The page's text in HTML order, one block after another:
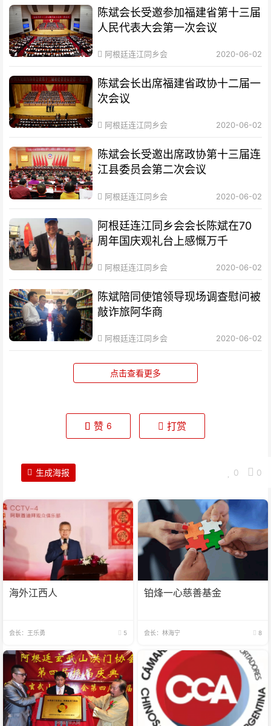
陈斌会长受邀参加福建省第十三届
人民代表大会第一次会议
阿根廷连江同乡会 2020-06-02
陈斌会长出席福建省政协十二届一
次会议
阿根廷连江同乡会 2020-06-02
陈斌会长受邀出席政协第十三届连
江县委员会第二次会议
阿根廷连江同乡会 2020-06-02
阿根廷连江同乡会会长陈斌在70
周年国庆观礼台上感慨万千
阿根廷连江同乡会 2020-06-02
陈斌陪同使馆领导现场调查慰问被
敲诈旅阿华商
阿根廷连江同乡会 2020-06-02
点击查看更多
赞 6 打赏
0 0
生成海报
海外江西人
会长：王乐勇 5
铂烽一心慈善基金
会长：林海宁 8